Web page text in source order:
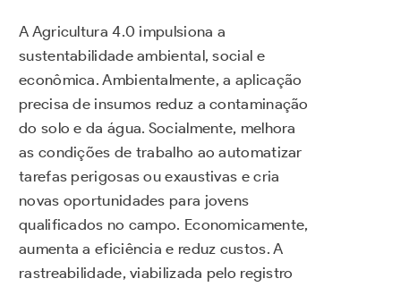
A Agricultura 4.0 impulsiona a
sustentabilidade ambiental, social e
econômica. Ambientalmente, a aplicação
precisa de insumos reduz a contaminação
do solo e da água. Socialmente, melhora
as condições de trabalho ao automatizar
tarefas perigosas ou exaustivas e cria
novas oportunidades para jovens
qualificados no campo. Economicamente,
aumenta a eficiência e reduz custos. A
rastreabilidade, viabilizada pelo registro